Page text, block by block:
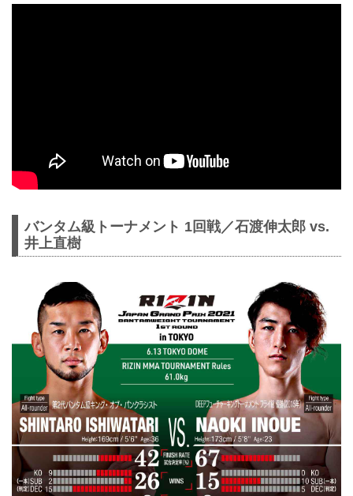
バンタム級トーナメント 1回戦／石渡伸太郎 vs.
井上直樹